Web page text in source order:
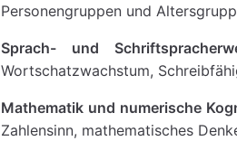
Personengruppen und
Sprach- und
Wortschatzwachstum,
Mathematik und numerische
Zahlensinn, mathematisches